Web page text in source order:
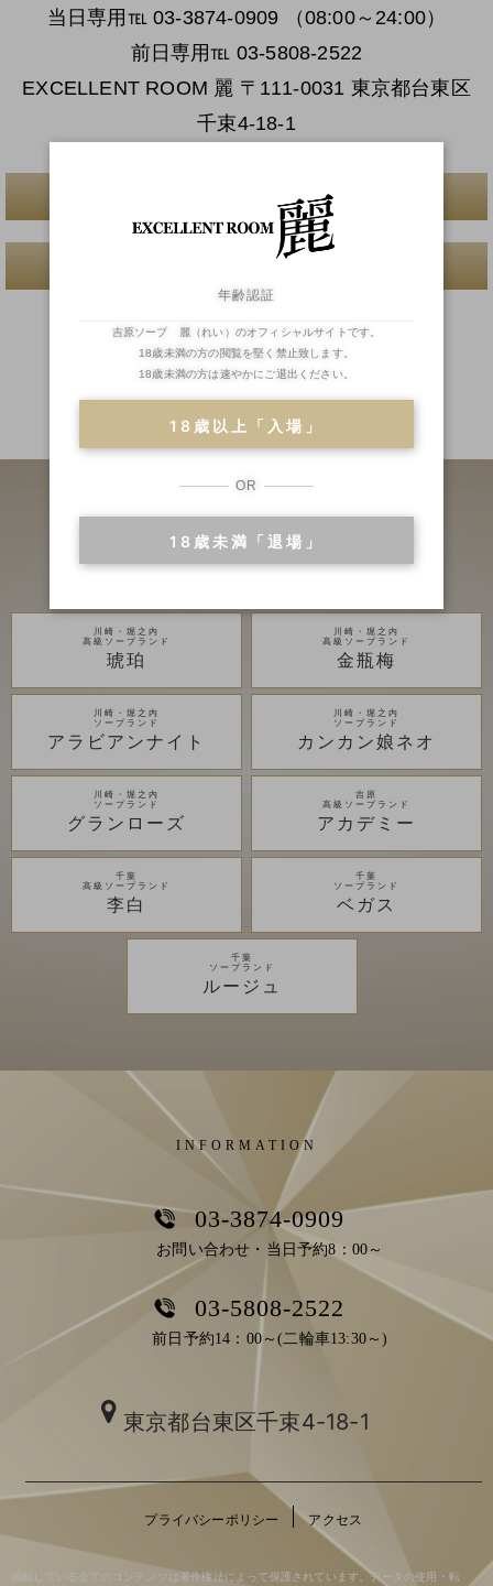
当日専用℡ 03-3874-0909 （08:00～24:00）
前日専用℡ 03-5808-2522
EXCELLENT ROOM 麗 〒111-0031 東京都台東区
千束4-18-1
二輪車 ランキング
川崎・堀之内
高級ソープランド
琥珀
川崎・堀之内
高級ソープランド
金瓶梅
川崎・堀之内
ソープランド
アラビアンナイト
川崎・堀之内
ソープランド
カンカン娘ネオ
川崎・堀之内
ソープランド
グランローズ
吉原
高級ソープランド
アカデミー
千葉
高級ソープランド
李白
千葉
ソープランド
ベガス
千葉
ソープランド
ルージュ
INFORMATION
03-3874-0909
お問い合わせ・当日予約8：00～
03-5808-2522
前日予約14：00～(二輪車13:30～)
東京都台東区千束4-18-1
プライバシーポリシー アクセス
掲載している全てのコンテンツは著作権法によって保護されています。データの使用・転
年齢認証
吉原ソープ 麗（れい）のオフィシャルサイトです。
18歳未満の方の閲覧を堅く禁止致します。
18歳未満の方は速やかにご退出ください。
18歳以上「入場」
OR
18歳未満「退場」